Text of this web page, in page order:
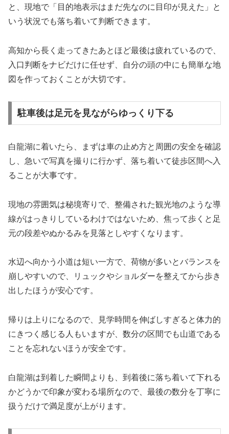
と、現地で「目的地表示はまだ先なのに目印が見えた」と
いう状況でも落ち着いて判断できます。
高知から長く走ってきたあとほど最後は疲れているので、
入口判断をナビだけに任せず、自分の頭の中にも簡単な地
図を作っておくことが大切です。
駐車後は足元を見ながらゆっくり下る
白龍湖に着いたら、まずは車の止め方と周囲の安全を確認
し、急いで写真を撮りに行かず、落ち着いて徒歩区間へ入
ることが大事です。
現地の雰囲気は秘境寄りで、整備された観光地のような導
線がはっきりしているわけではないため、焦って歩くと足
元の段差やぬかるみを見落としやすくなります。
水辺へ向かう小道は短い一方で、荷物が多いとバランスを
崩しやすいので、リュックやショルダーを整えてから歩き
出したほうが安心です。
帰りは上りになるので、見学時間を伸ばしすぎると体力的
にきつく感じる人もいますが、数分の区間でも山道である
ことを忘れないほうが安全です。
白龍湖は到着した瞬間よりも、到着後に落ち着いて下れる
かどうかで印象が変わる場所なので、最後の数分を丁寧に
扱うだけで満足度が上がります。